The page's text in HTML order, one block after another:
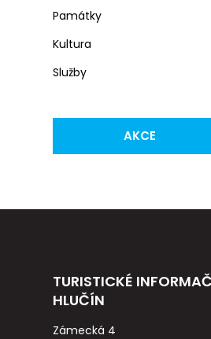
Památky
Kultura
Služby
AKCE
TURISTICKÉ
HLUČÍN
Zámecká 4